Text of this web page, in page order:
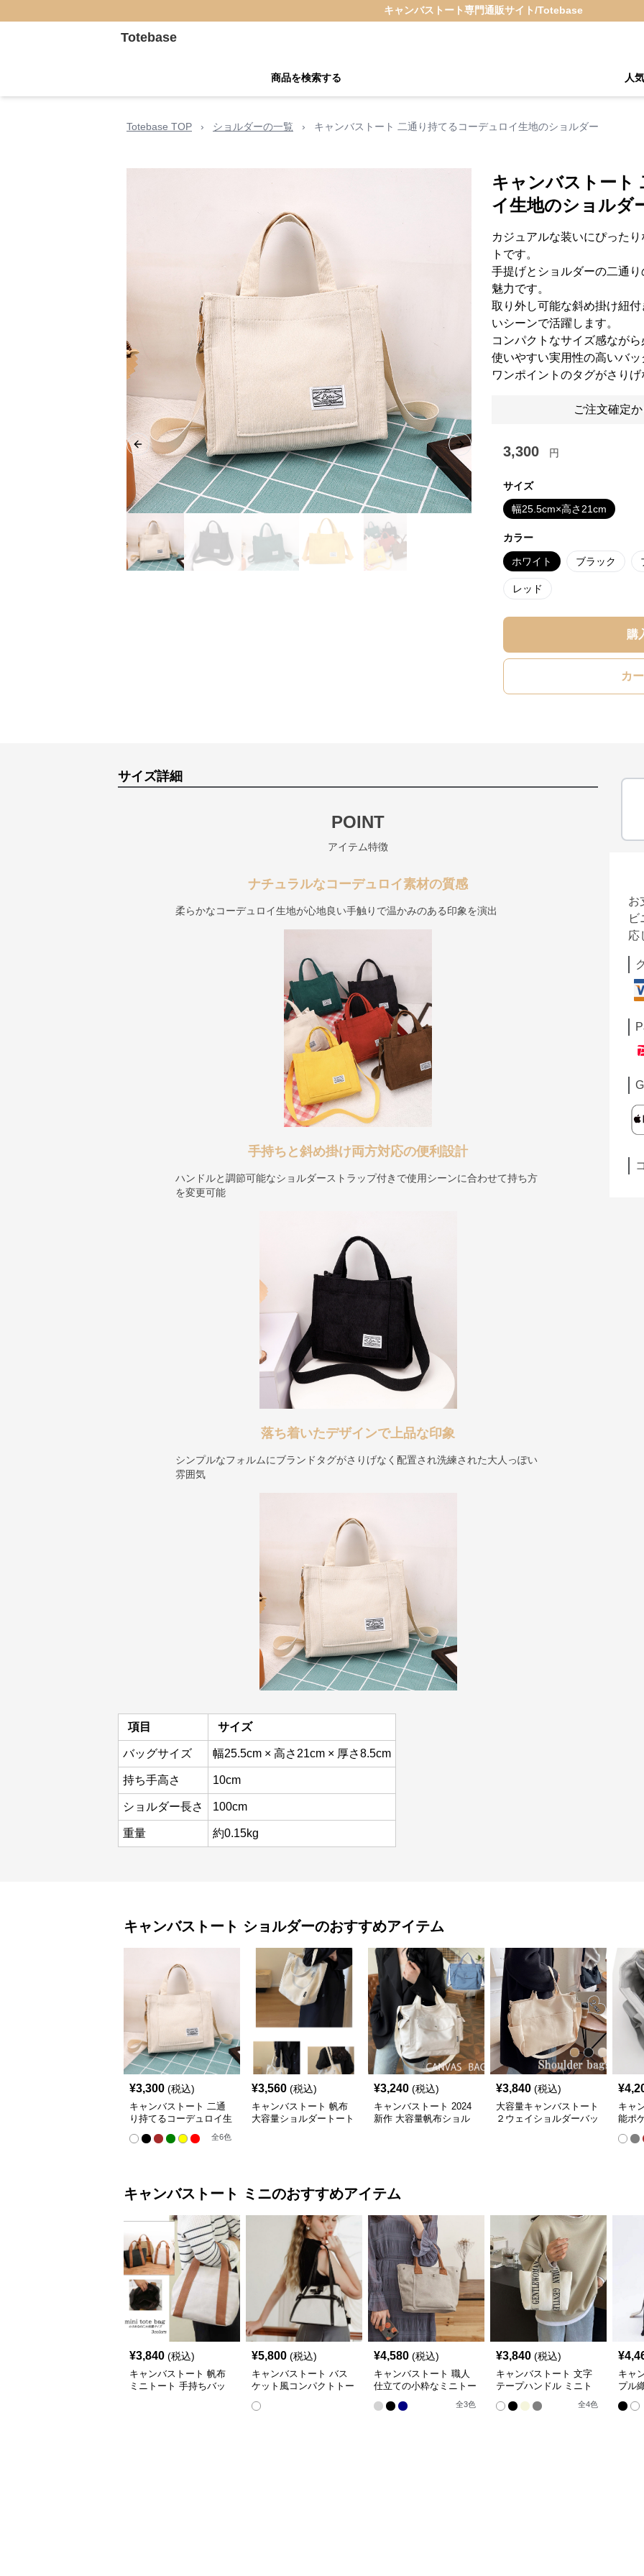
キャンバストート専門通販サイト/Totebase
Totebase
商品を検索する 人
Totebase TOP › ショルダーの一覧 › キャンバストート 二通り持てるコーデュロイ生地のショルダー
Previous slide Next slide
キャンバストート
イ生地のショルダ
カジュアルな装いにぴった
トです。
手提げとショルダーの二通
魅力です。
取り外し可能な斜め掛け紐
いシーンで活躍します。
コンパクトなサイズ感なが
使いやすい実用性の高いバッ
ワンポイントのタグがさり
ご注文確定
3,300 円
サイズ
幅25.5cm×高さ21cm
カラー
ホワイト ブラック
レッド
購
カ
サイズ詳細
POINT
アイテム特徴
ナチュラルなコーデュロイ素材の質感
柔らかなコーデュロイ生地が心地良い手触りで温かみのある印象を演出
手持ちと斜め掛け両方対応の便利設計
ハンドルと調節可能なショルダーストラップ付きで使用シーンに合わせて持ち方
を変更可能
落ち着いたデザインで上品な印象
シンプルなフォルムにブランドタグがさりげなく配置され洗練された大人っぽい
雰囲気
項目 サイズ
バッグサイズ 幅25.5cm × 高さ21cm × 厚さ8.5cm
持ち手高さ 10cm
ショルダー長さ 100cm
重量 約0.15kg
お
ビ
応
キャンバストート ショルダーのおすすめアイテム
¥3,300 (税込)
キャンバストート 二通
り持てるコーデュロイ生
全6色
¥3,560 (税込)
キャンバストート 帆布
大容量ショルダートート
¥3,240 (税込)
キャンバストート 2024
新作 大容量帆布ショル
¥3,840 (税込)
大容量キャンバストート
２ウェイショルダーバッ
¥
キャ
能ポ
ス地
キャンバストート ミニのおすすめアイテム
¥3,840 (税込)
キャンバストート 帆布
ミニトート 手持ちバッ
¥5,800 (税込)
キャンバストート バス
ケット風コンパクトトー
¥4,580 (税込)
キャンバストート 職人
仕立ての小粋なミニトー
全3色
¥3,840 (税込)
キャンバストート 文字
テープハンドル ミニト
全4色
¥
キャ
プル